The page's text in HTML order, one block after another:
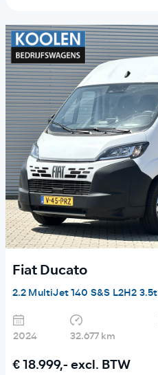
Fiat Ducato
2.2 MultiJet 140 S&S L2H2 3.5t
2024 32.677 km
€ 18.999,-excl. BTW